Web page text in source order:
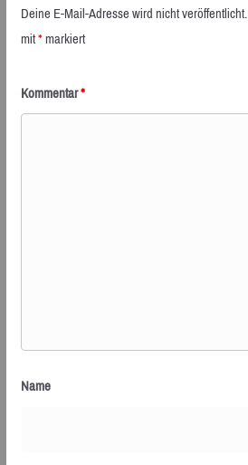
Deine E-Mail-Adresse wird nicht veröffentlicht.
mit*markiert
Kommentar*
Name